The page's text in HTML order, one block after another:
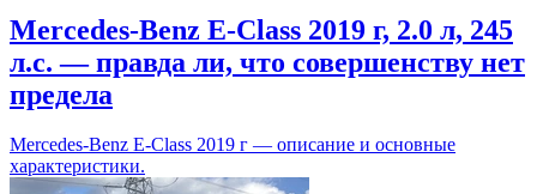
Mercedes-Benz E-Class 2019 г, 2.0 л, 245
л.с. — правда ли, что совершенству нет
предела
Mercedes-Benz E-Class 2019 г — описание и основные
характеристики.